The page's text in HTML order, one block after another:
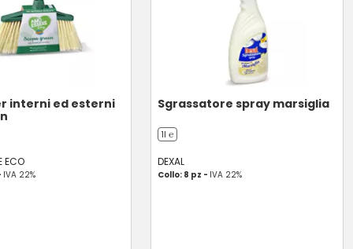
interni ed esterni
ECO
IVA 22%
Sgrassatore spray marsiglia
1l ℮
DEXAL
Collo: 8 pz - IVA 22%